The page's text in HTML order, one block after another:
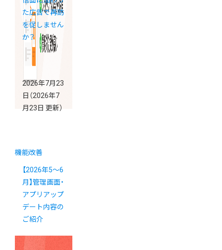
た広告で再訪
を促しません
か？
2026年7月23
日 （2026年7
月23日 更新）
機能改善
【2026年5～6
月】管理画面・
アプリアップ
デート内容の
ご紹介